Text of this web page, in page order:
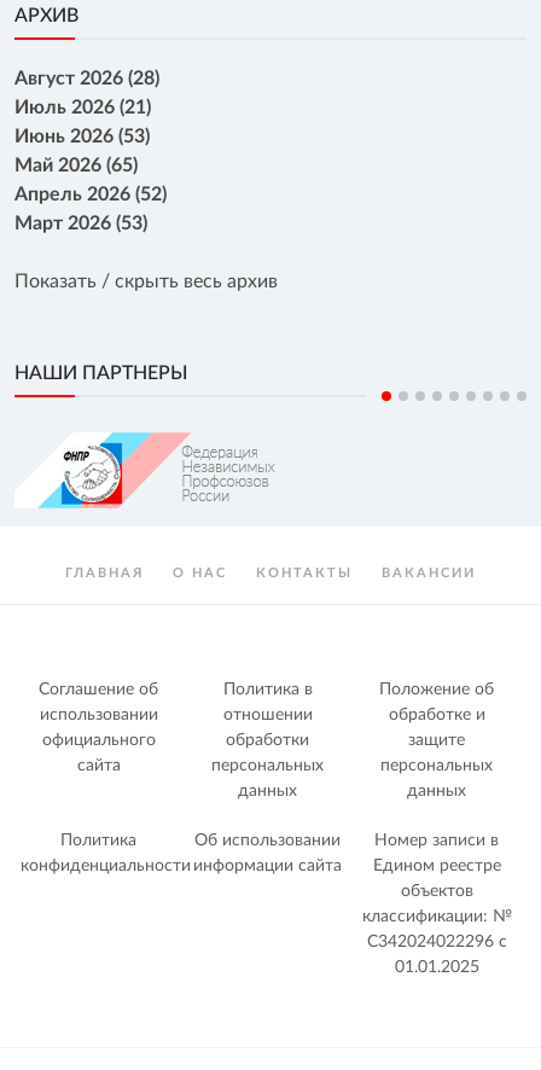
АРХИВ
Август 2026 (28)
Июль 2026 (21)
Июнь 2026 (53)
Май 2026 (65)
Апрель 2026 (52)
Март 2026 (53)
Показать / скрыть весь архив
НАШИ ПАРТНЕРЫ
ГЛАВНАЯ О НАС КОНТАКТЫ ВАКАНСИИ
Соглашение об
использовании
официального
сайта
Политика в
отношении
обработки
персональных
данных
Положение об
обработке и
защите
персональных
данных
Политика
конфиденциальности
Об использовании
информации сайта
Номер записи в
Едином реестре
объектов
классификации: №
С342024022296 c
01.01.2025